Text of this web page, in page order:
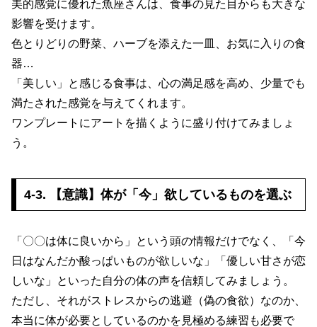
美的感覚に優れた魚座さんは、食事の見た目からも大きな
影響を受けます。
色とりどりの野菜、ハーブを添えた一皿、お気に入りの食
器…
「美しい」と感じる食事は、心の満足感を高め、少量でも
満たされた感覚を与えてくれます。
ワンプレートにアートを描くように盛り付けてみましょ
う。
4-3. 【意識】体が「今」欲しているものを選ぶ
「〇〇は体に良いから」という頭の情報だけでなく、「今
日はなんだか酸っぱいものが欲しいな」「優しい甘さが恋
しいな」といった自分の体の声を信頼してみましょう。
ただし、それがストレスからの逃避（偽の食欲）なのか、
本当に体が必要としているのかを見極める練習も必要で